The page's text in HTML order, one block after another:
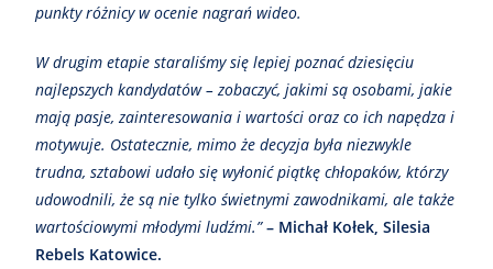
punkty różnicy w ocenie nagrań wideo.
W drugim etapie staraliśmy się lepiej poznać dziesięciu
najlepszych kandydatów – zobaczyć, jakimi są osobami, jakie
mają pasje, zainteresowania i wartości oraz co ich napędza i
motywuje. Ostatecznie, mimo że decyzja była niezwykle
trudna, sztabowi udało się wyłonić piątkę chłopaków, którzy
udowodnili, że są nie tylko świetnymi zawodnikami, ale także
wartościowymi młodymi ludźmi.”– Michał Kołek, Silesia
Rebels Katowice.